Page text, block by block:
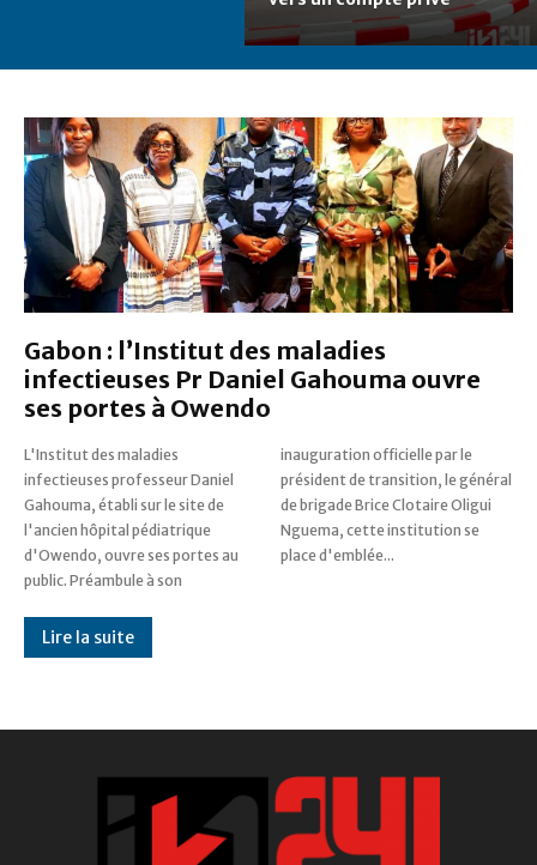
Gabon : l’Institut des maladies
infectieuses Pr Daniel Gahouma ouvre
ses portes à Owendo
L'Institut des maladies
infectieuses professeur Daniel
Gahouma, établi sur le site de
l'ancien hôpital pédiatrique
d'Owendo, ouvre ses portes au
public. Préambule à son
inauguration officielle par le
président de transition, le général
de brigade Brice Clotaire Oligui
Nguema, cette institution se
place d'emblée...
Lire la suite